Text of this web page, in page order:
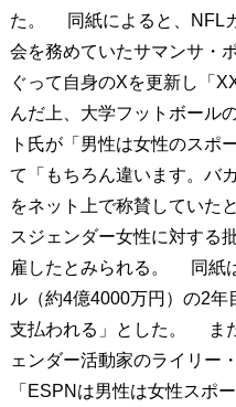
た。 同紙によると、NFL
会を務めていたサマンサ・
ぐって自身のXを更新し「
んだ上、大学フットボール
ト氏が「男性は女性のスポ
て「もちろん違います。バ
をネット上で称賛していた
スジェンダー女性に対する
雇したとみられる。 同紙
ル（約4億4000万円）の2
支払われる」とした。 ま
ェンダー活動家のライリー
「ESPNは男性は女性スポ